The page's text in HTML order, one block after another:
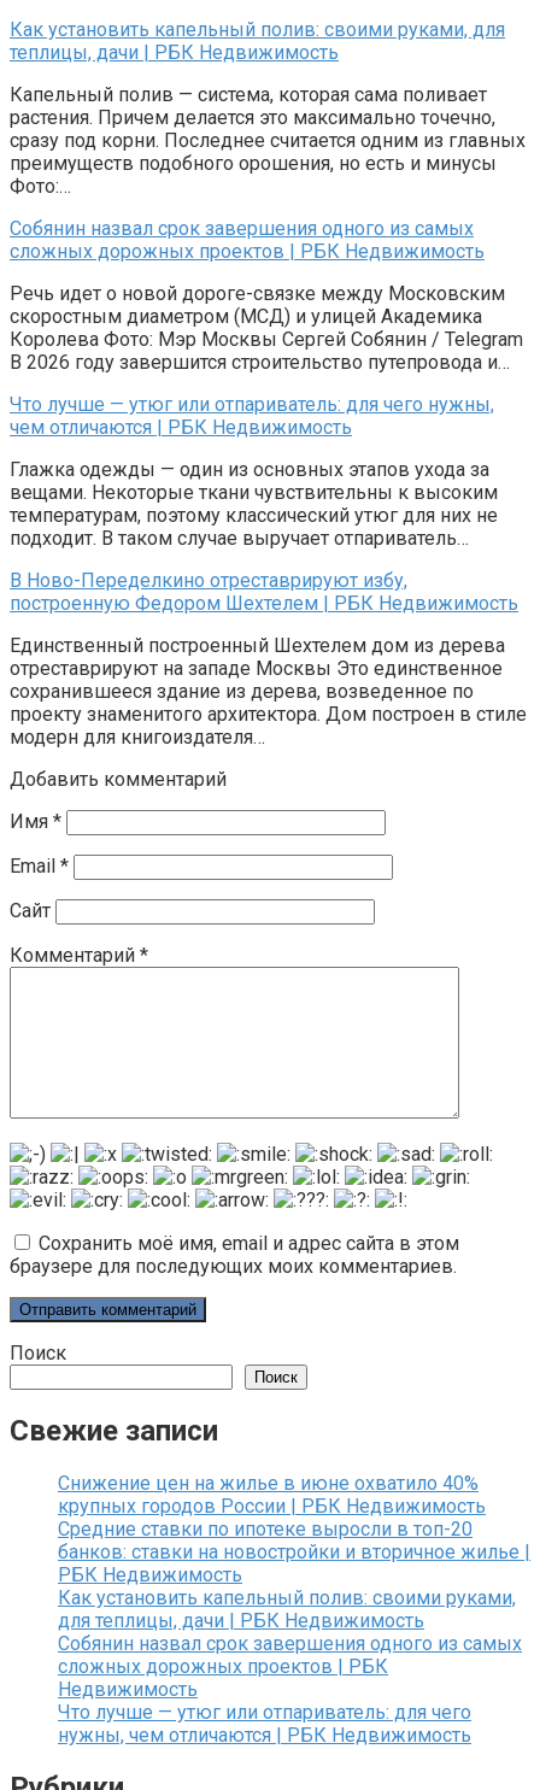
Как установить капельный полив: своими руками, для
теплицы, дачи | РБК Недвижимость
Капельный полив — система, которая сама поливает
растения. Причем делается это максимально точечно,
сразу под корни. Последнее считается одним из главных
преимуществ подобного орошения, но есть и минусы
Фото:…
Собянин назвал срок завершения одного из самых
сложных дорожных проектов | РБК Недвижимость
Речь идет о новой дороге-связке между Московским
скоростным диаметром (МСД) и улицей Академика
Королева Фото: Мэр Москвы Сергей Собянин / Telegram
В 2026 году завершится строительство путепровода и…
Что лучше — утюг или отпариватель: для чего нужны,
чем отличаются | РБК Недвижимость
Глажка одежды — один из основных этапов ухода за
вещами. Некоторые ткани чувствительны к высоким
температурам, поэтому классический утюг для них не
подходит. В таком случае выручает отпариватель…
В Ново-Переделкино отреставрируют избу,
построенную Федором Шехтелем | РБК Недвижимость
Единственный построенный Шехтелем дом из дерева
отреставрируют на западе Москвы Это единственное
сохранившееся здание из дерева, возведенное по
проекту знаменитого архитектора. Дом построен в стиле
модерн для книгоиздателя…
Добавить комментарий
Имя *
Email *
Сайт
Комментарий *
Сохранить моё имя, email и адрес сайта в этом
браузере для последующих моих комментариев.
Поиск
Поиск
Свежие записи
Снижение цен на жилье в июне охватило 40%
крупных городов России | РБК Недвижимость
Средние ставки по ипотеке выросли в топ-20
банков: ставки на новостройки и вторичное жилье |
РБК Недвижимость
Как установить капельный полив: своими руками,
для теплицы, дачи | РБК Недвижимость
Собянин назвал срок завершения одного из самых
сложных дорожных проектов | РБК
Недвижимость
Что лучше — утюг или отпариватель: для чего
нужны, чем отличаются | РБК Недвижимость